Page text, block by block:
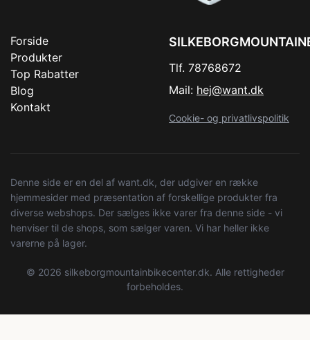
Forside
Produkter
Top Rabatter
Blog
Kontakt
Tlf. 78768672
Mail: hej@want.dk
Cookie- og privatlivspolitik
Denne side er en del af want.dk, der udgiver en række
hjemmesider med præsentation af forskellige produkter fra
diverse webshops. Der sælges ikke varer fra denne side - vi
henviser til de shops, som sælger varen. Vi har heller ikke
varerne på lager.
© 2026 silkeborgmountainbikecenter.dk. Alle rettigheder
forbeholdes.